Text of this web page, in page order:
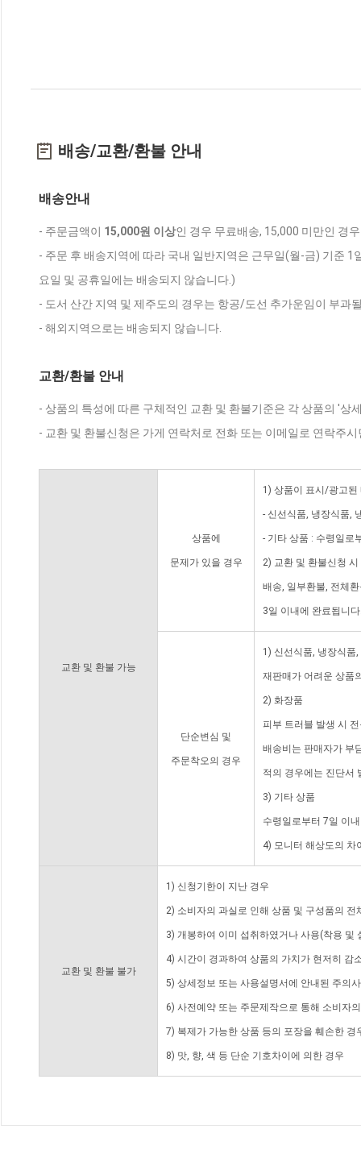
배송/교환/환불 안내
배송안내
- 주문금액이 15,000원 이상인 경우 무료배송, 15,000 미만인 경
- 주문 후 배송지역에 따라 국내 일반지역은 근무일(월-금) 기준
요일 및 공휴일에는 배송되지 않습니다.)
- 도서 산간 지역 및 제주도의 경우는 항공/도선 추가운임이 부과
- 해외지역으로는 배송되지 않습니다.
교환/환불 안내
- 상품의 특성에 따른 구체적인 교환 및 환불기준은 각 상품의 '상
- 교환 및 환불신청은 가게 연락처로 전화 또는 이메일로 연락주
교환 및 환불 가능
상품에
문제가 있을 경우
1) 상품이 표시/광고된
- 신선식품, 냉장식품,
- 기타 상품 : 수령일로
2) 교환 및 환불신청
배송, 일부환불, 전체
3일 이내에 완료됩니
단순변심 및
주문착오의 경우
1) 신선식품, 냉장식품
재판매가 어려운 상품
2) 화장품
피부 트러블 발생 시
배송비는 판매자가 부
적의 경우에는 진단서
3) 기타 상품
수령일로부터 7일 이
4) 모니터 해상도의 차
교환 및 환불 불가
1) 신청기한이 지난 경우
2) 소비자의 과실로 인해 상품 및 구성품의
3) 개봉하여 이미 섭취하였거나 사용(착용 및
4) 시간이 경과하여 상품의 가치가 현저히 감
5) 상세정보 또는 사용설명서에 안내된 주의
6) 사전예약 또는 주문제작으로 통해 소비자
7) 복제가 가능한 상품 등의 포장을 훼손한 경
8) 맛, 향, 색 등 단순 기호차이에 의한 경우